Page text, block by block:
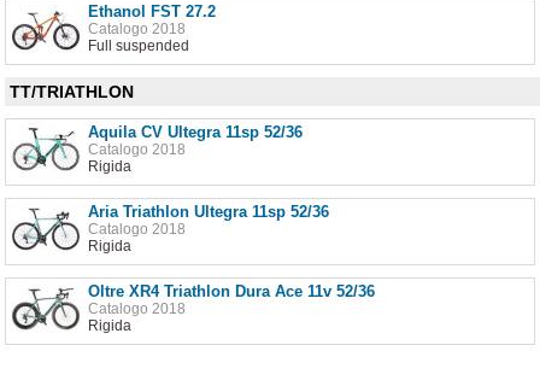
Ethanol FST 27.2
Catalogo 2018
Full suspended
TT/TRIATHLON
Aquila CV Ultegra 11sp 52/36
Catalogo 2018
Rigida
Aria Triathlon Ultegra 11sp 52/36
Catalogo 2018
Rigida
Oltre XR4 Triathlon Dura Ace 11v 52/36
Catalogo 2018
Rigida